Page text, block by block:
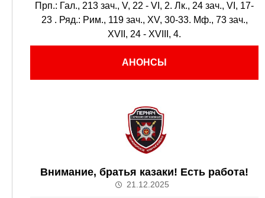
Прп.: Гал., 213 зач., V, 22 - VI, 2. Лк., 24 зач., VI, 17-
23 . Ряд.: Рим., 119 зач., XV, 30-33. Мф., 73 зач.,
XVII, 24 - XVIII, 4.
АНОНСЫ
Внимание, братья казаки! Есть работа!
21.12.2025